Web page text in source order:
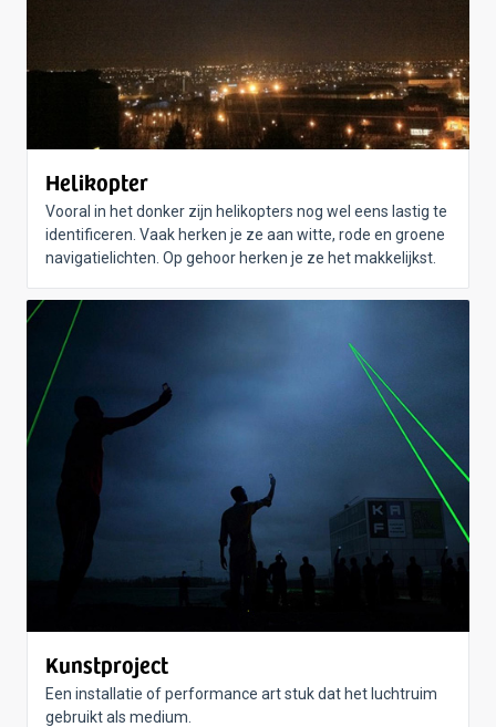
Helikopter
Vooral in het donker zijn helikopters nog wel eens lastig te
identificeren. Vaak herken je ze aan witte, rode en groene
navigatielichten. Op gehoor herken je ze het makkelijkst.
Kunstproject
Een installatie of performance art stuk dat het luchtruim
gebruikt als medium.